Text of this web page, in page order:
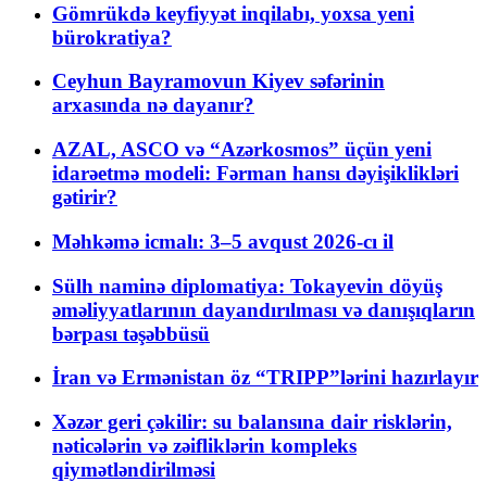
Gömrükdə keyfiyyət inqilabı, yoxsa yeni
bürokratiya?
Ceyhun Bayramovun Kiyev səfərinin
arxasında nə dayanır?
AZAL, ASCO və “Azərkosmos” üçün yeni
idarəetmə modeli: Fərman hansı dəyişiklikləri
gətirir?
Məhkəmə icmalı: 3–5 avqust 2026-cı il
Sülh naminə diplomatiya: Tokayevin döyüş
əməliyyatlarının dayandırılması və danışıqların
bərpası təşəbbüsü
İran və Ermənistan öz “TRIPP”lərini hazırlayır
Xəzər geri çəkilir: su balansına dair risklərin,
nəticələrin və zəifliklərin kompleks
qiymətləndirilməsi